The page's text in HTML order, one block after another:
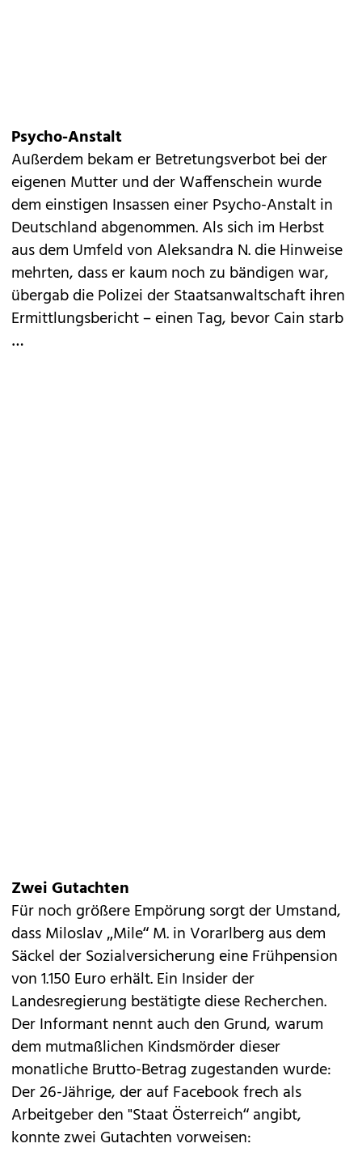
Psycho-Anstalt
Außerdem bekam er Betretungsverbot bei der
eigenen Mutter und der Waffenschein wurde
dem einstigen Insassen einer Psycho-Anstalt in
Deutschland abgenommen. Als sich im Herbst
aus dem Umfeld von Aleksandra N. die Hinweise
mehrten, dass er kaum noch zu bändigen war,
übergab die Polizei der Staatsanwaltschaft ihren
Ermittlungsbericht – einen Tag, bevor Cain starb
…
Zwei Gutachten
Für noch größere Empörung sorgt der Umstand,
dass Miloslav „Mile“ M. in Vorarlberg aus dem
Säckel der Sozialversicherung eine Frühpension
von 1.150 Euro erhält. Ein Insider der
Landesregierung bestätigte diese Recherchen.
Der Informant nennt auch den Grund, warum
dem mutmaßlichen Kindsmörder dieser
monatliche Brutto-Betrag zugestanden wurde:
Der 26-Jährige, der auf Facebook frech als
Arbeitgeber den "Staat Österreich“ angibt,
konnte zwei Gutachten vorweisen: